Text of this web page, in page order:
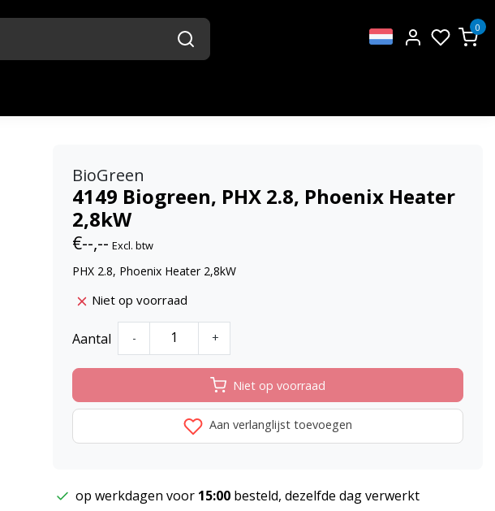
0
BioGreen
4149 Biogreen, PHX 2.8, Phoenix Heater
2,8kW
€--,-- Excl. btw
PHX 2.8, Phoenix Heater 2,8kW
Niet op voorraad
Aantal - +
Niet op voorraad
Aan verlanglijst toevoegen
op werkdagen voor 15:00 besteld, dezelfde dag verwerkt